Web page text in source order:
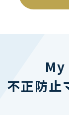
My
不正防止